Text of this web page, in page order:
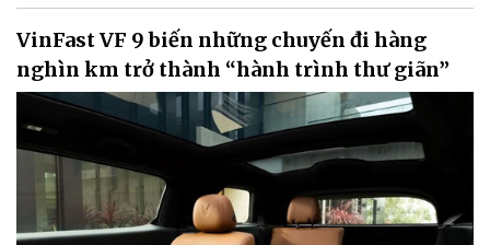
VinFast VF 9 biến những chuyến đi hàng
nghìn km trở thành “hành trình thư giãn”